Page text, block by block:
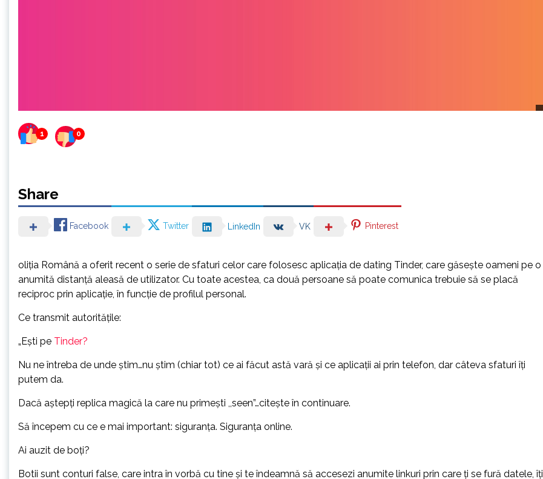
1 0
Share
Facebook Twitter LinkedIn VK Pinterest
oliţia Română a oferit recent o serie de sfaturi celor care folosesc aplicaţia de dating Tinder, care găseşte oameni pe o
anumită distanţă aleasă de utilizator. Cu toate acestea, ca două persoane să poate comunica trebuie să se placă
reciproc prin aplicaţie, în funcţie de profilul personal.
Ce transmit autorităţile:
„Ești pe Tinder?
Nu ne întreba de unde știm…nu știm (chiar tot) ce ai făcut astă vară și ce aplicații ai prin telefon, dar câteva sfaturi îți
putem da.
Dacă aștepți replica magică la care nu primești ,,seen”…citește în continuare.
Să începem cu ce e mai important: siguranța. Siguranța online.
Ai auzit de boți?
Botii sunt conturi false, care intra în vorbă cu tine și te îndeamnă să accesezi anumite linkuri prin care ți se fură datele, îți